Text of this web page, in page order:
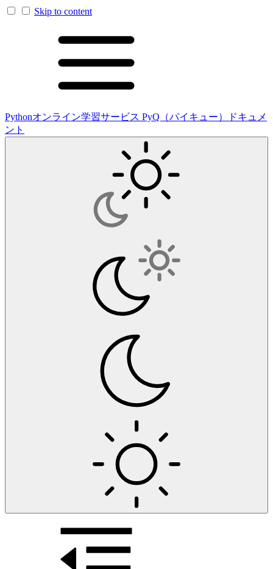
Skip to content
Pythonオンライン学習サービス PyQ（パイキュー）ドキュメ
ント